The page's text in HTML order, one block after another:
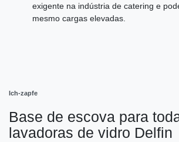
exigente na indústria de catering e
mesmo cargas elevadas.
Ich-zapfe
Base de escova para
lavadoras de vidro Delfin